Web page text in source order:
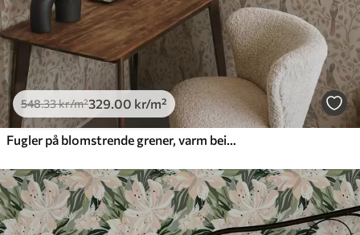
548.33kr/m²329.00 kr/m²
Fugler på blomstrende grener, varm beige bakgrunn